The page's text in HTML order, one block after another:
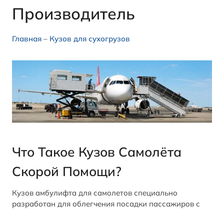
Производитель
Главная – Кузов для сухогрузов
Что Такое Кузов Самолёта
Скорой Помощи?
Кузов амбулифта для самолетов специально
разработан для облегчения посадки пассажиров с